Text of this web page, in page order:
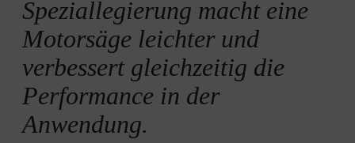
Speziallegierung macht eine
Motorsäge leichter und
verbessert gleichzeitig die
Performance in der
Anwendung.